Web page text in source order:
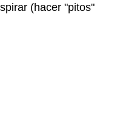
(hacer "pitos"